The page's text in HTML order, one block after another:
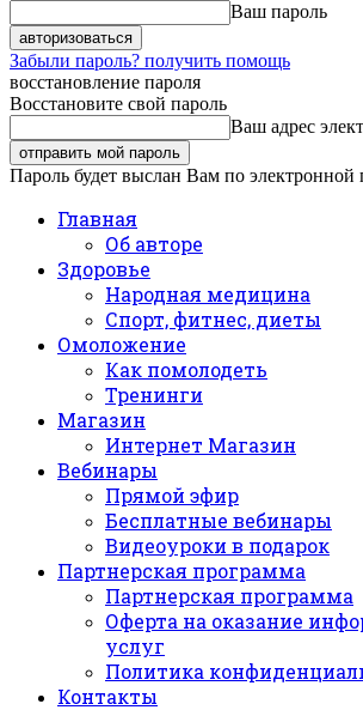
Ваш пароль
Забыли пароль? получить помощь
восстановление пароля
Восстановите свой пароль
Ваш адрес
Пароль будет выслан Вам по электронной
Главная
Об авторе
Здоровье
Народная медицина
Спорт, фитнес, диеты
Омоложение
Как помолодеть
Тренинги
Магазин
Интернет Магазин
Вебинары
Прямой эфир
Бесплатные вебинары
Видеоуроки в подарок
Партнерская программа
Партнерская программа
Оферта на оказание
услуг
Политика
Контакты